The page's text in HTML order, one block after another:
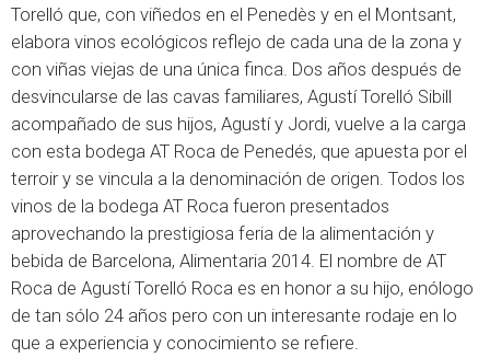
Torelló que, con viñedos en el Penedès y en el Montsant,
elabora vinos ecológicos reflejo de cada una de la zona y
con viñas viejas de una única finca. Dos años después de
desvincularse de las cavas familiares, Agustí Torelló Sibill
acompañado de sus hijos, Agustí y Jordi, vuelve a la carga
con esta bodega AT Roca de Penedés, que apuesta por el
terroir y se vincula a la denominación de origen. Todos los
vinos de la bodega AT Roca fueron presentados
aprovechando la prestigiosa feria de la alimentación y
bebida de Barcelona, Alimentaria 2014. El nombre de AT
Roca de Agustí Torelló Roca es en honor a su hijo, enólogo
de tan sólo 24 años pero con un interesante rodaje en lo
que a experiencia y conocimiento se refiere.